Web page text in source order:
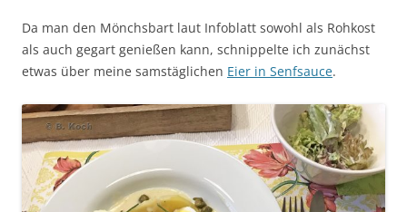
Da man den Mönchsbart laut Infoblatt sowohl als Rohkost
als auch gegart genießen kann, schnippelte ich zunächst
etwas über meine samstäglichen Eier in Senfsauce.